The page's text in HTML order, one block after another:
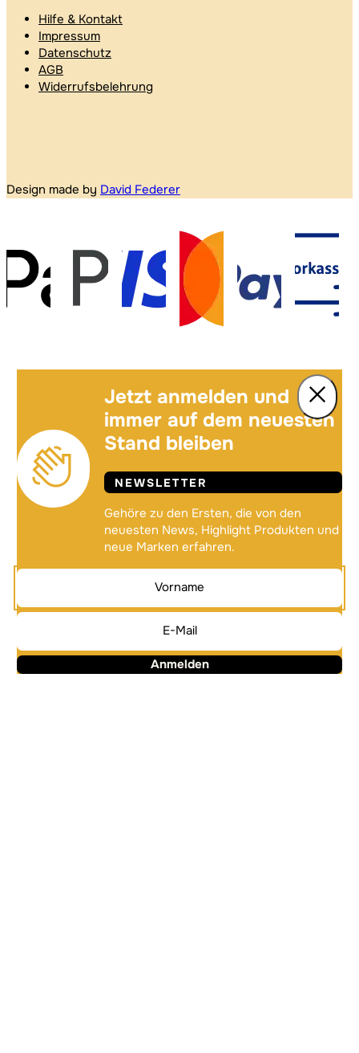
Hilfe & Kontakt
Impressum
Datenschutz
AGB
Widerrufsbelehrung
Design made by David Federer
Jetzt anmelden und
immer auf dem neuesten
Stand bleiben
NEWSLETTER
Gehöre zu den Ersten, die von den
neuesten News, Highlight Produkten und
neue Marken erfahren.
Anmelden